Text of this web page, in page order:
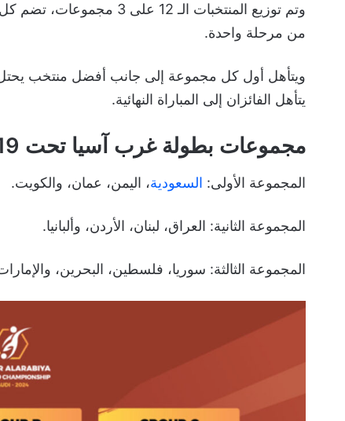
من مرحلة واحدة.
ويتأهل أول كل مجموعة إلى جانب أفضل منتخب يحتل
يتأهل الفائزان إلى المباراة النهائية.
مجموعات بطولة غرب آسيا تحت 19 سنة
المجموعة الأولى: السعودية، اليمن، عمان، والكويت.
المجموعة الثانية: العراق، لبنان، الأردن، وألبانيا.
المجموعة الثالثة: سوريا، فلسطين، البحرين،